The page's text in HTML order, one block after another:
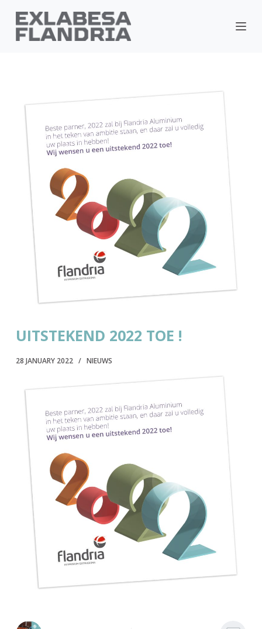
UITSTEKEND 2022 TOE !
28 JANUARY 2022 NIEUWS